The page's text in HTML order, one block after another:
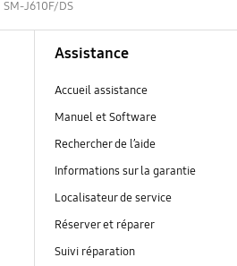
SM-J610F/DS
Assistance
Accueil assistance
Manuel et Software
Rechercher de l’aide
Informations sur la garantie
Localisateur de service
Réserver et réparer
Suivi réparation